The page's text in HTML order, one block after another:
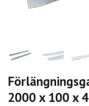
2000 x 100 x